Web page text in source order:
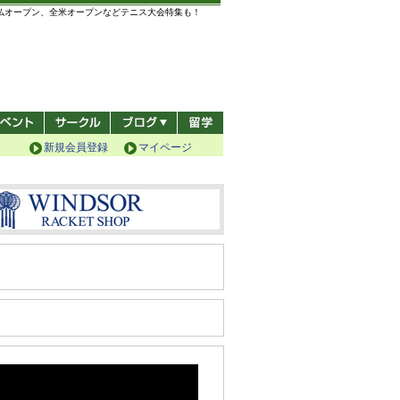
ープン、全米オープンなどテニス大会特集も！
マイページ
新規会員登録